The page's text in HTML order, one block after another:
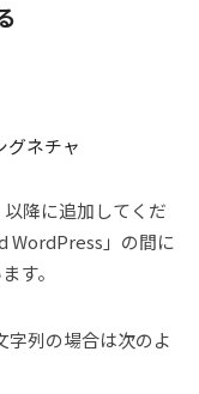
グネチャ
降に追加してくだ
WordPress」の間に
す。
列の場合は次のよ